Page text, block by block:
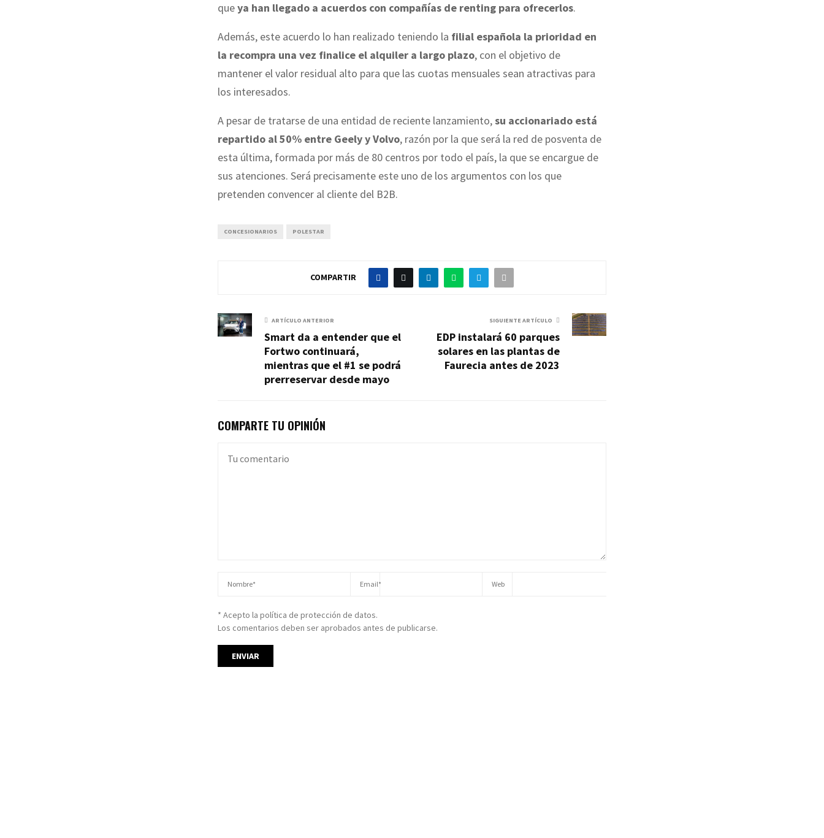
queya han llegado a acuerdos con compañías de renting para ofrecerlos.
Además, este acuerdo lo han realizado teniendo la filial española la prioridad en
la recompra una vez finalice el alquiler a largo plazo, con el objetivo de
mantener el valor residual alto para que las cuotas mensuales sean atractivas para
los interesados.
A pesar de tratarse de una entidad de reciente lanzamiento,su accionariado está
repartido al 50% entre Geely y Volvo, razón por la que será la red de posventa de
esta última, formada por más de 80 centros por todo el país, la que se encargue de
sus atenciones. Será precisamente este uno de los argumentos con los que
pretenden convencer al cliente del B2B.
CONCESIONARIOS POLESTAR
COMPARTIR
ARTÍCULO ANTERIOR
Smart da a entender que el
Fortwo continuará,
mientras que el #1 se podrá
prerreservar desde mayo
SIGUIENTE ARTÍCULO
EDP instalará 60 parques
solares en las plantas de
Faurecia antes de 2023
COMPARTE TU OPINIÓN
* Acepto la política de protección de datos.
Los comentarios deben ser aprobados antes de publicarse.